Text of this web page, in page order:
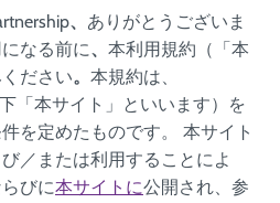
、 ありがとうございま
なる前に、 本利用規約（「本
ださい。 本規約は、
「本サイト」といいます）を
を定めたものです。 本サイト
／または利用することによ
びに本サイトに公開され、参